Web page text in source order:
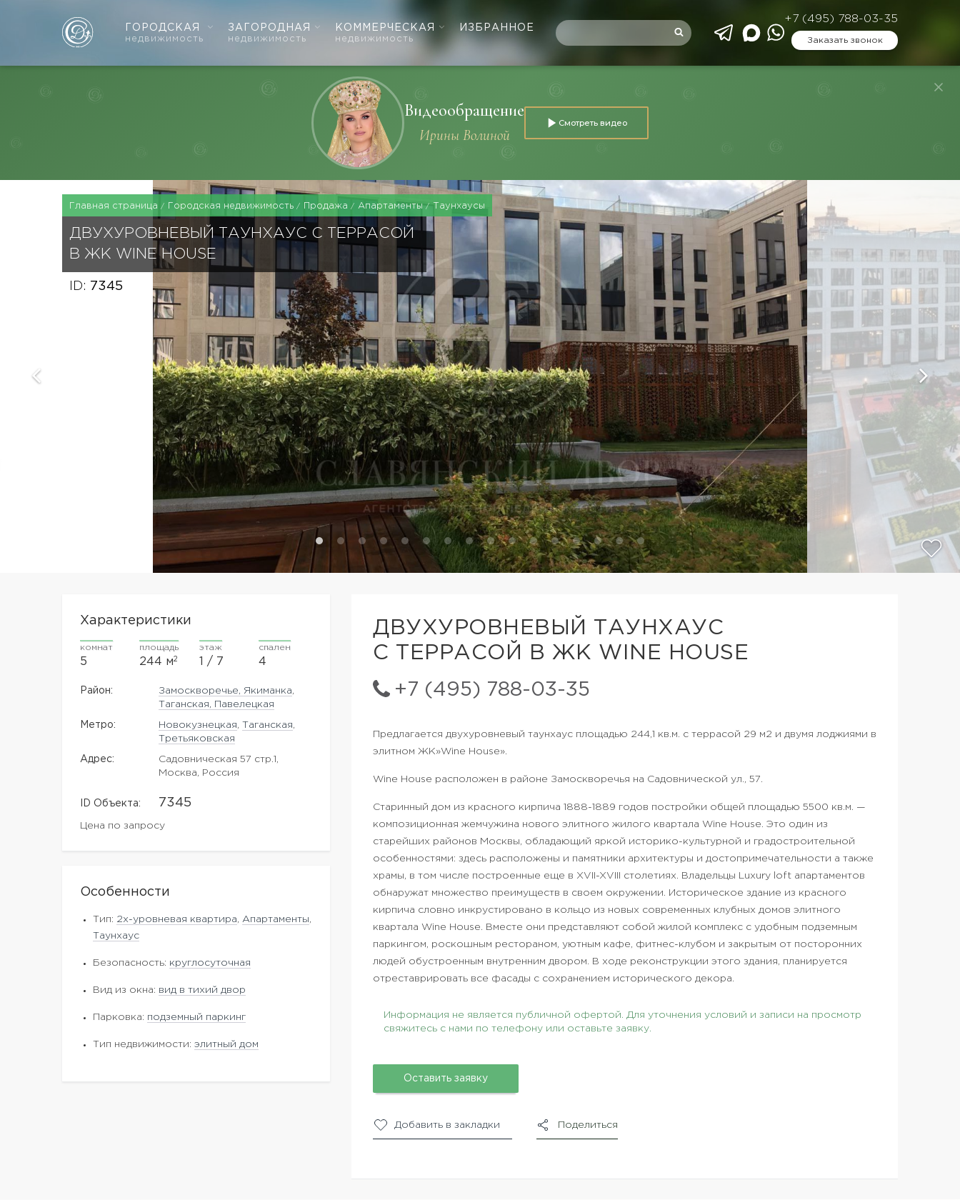
ГОРОДСКАЯ
недвижимость
ЗАГОРОДНАЯ
недвижимость
КОММЕРЧЕСКАЯ
недвижимость
ИЗБРАННОЕ
+7 (495) 788-03-35
Заказать звонок
Видеообращение
Ирины Волиной
Смотреть видео
Главная страница Городская недвижимость Продажа Апартаменты Таунхаусы
ДВУХУРОВНЕВЫЙ ТАУНХАУС С ТЕРРАСОЙ
В ЖК WINE HOUSE
ID: 7345
ДВУХУРОВНЕВЫЙ ТАУНХАУС
С ТЕРРАСОЙ В ЖК WINE HOUSE
+7 (495) 788-03-35
Характеристики
комнат
5
площадь
244 м2
этаж
1 / 7
спален
4
Район: Замоскворечье, Якиманка
Таганская, Павелецкая
Метро: Новокузнецкая ,Таганская
Третьяковская
Адрес:
Садовническая 57 стр.1,
Москва, Россия
ID Объекта: 7345
Цена по запросу
Особенности
Тип: 2х-уровневая квартира Апартаменты
Таунхаус
Безопасность: круглосуточная
Вид из окна: вид в тихий двор
Парковка: подземный паркинг
Тип недвижимости: элитный дом
Предлагается двухуровневый таунхаус площадью 244,1 кв.м. с террасой 29 м2 и двумя лоджиями в
элитном ЖК»Wine House».
Wine House расположен в районе Замоскворечья на Садовнической ул., 57.
Старинный дом из красного кирпича 1888-1889 годов постройки общей площадью 5500 кв.м. —
композиционная жемчужина нового элитного жилого квартала Wine House. Это один из
старейших районов Москвы, обладающий яркой историко-культурной и градостроительной
особенностями: здесь расположены и памятники архитектуры и достопримечательности а также
храмы, в том числе построенные еще в XVII-XVIII столетиях. Владельцы Luxury loft апартаментов
обнаружат множество преимуществ в своем окружении. Историческое здание из красного
кирпича словно инкрустировано в кольцо из новых современных клубных домов элитного
квартала Wine House. Вместе они представляют собой жилой комплекс с удобным подземным
паркингом, роскошным рестораном, уютным кафе, фитнес-клубом и закрытым от посторонних
людей обустроенным внутренним двором. В ходе реконструкции этого здания, планируется
отреставрировать все фасады с сохранением исторического декора.
Информация не является публичной офертой. Для уточнения условий и записи на просмотр
свяжитесь с нами по телефону или оставьте заявку.
Оставить заявку
Добавить в закладки Поделиться